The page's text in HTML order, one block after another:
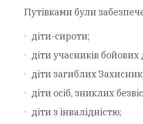
Путівками були
діти-сироти;
діти учасників бойових
діти загиблих
діти осіб, зниклих
діти з інвалідністю;